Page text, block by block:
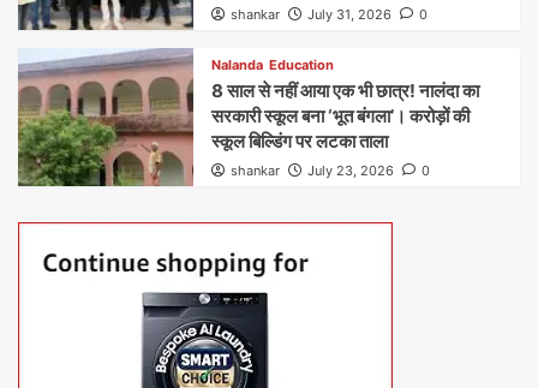
shankar July 31, 2026 0
Nalanda Education
8 साल से नहीं आया एक भी छात्र! नालंदा का
सरकारी स्कूल बना ‘भूत बंगला’। करोड़ों की
स्कूल बिल्डिंग पर लटका ताला
shankar July 23, 2026 0